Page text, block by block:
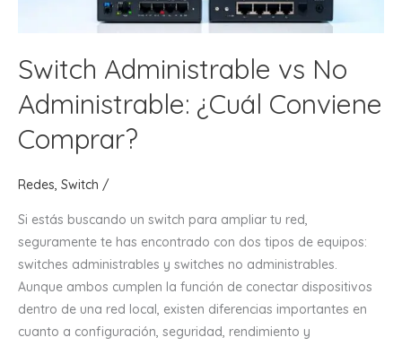
Switch Administrable vs No
Administrable: ¿Cuál Conviene
Comprar?
Redes, Switch /
Si estás buscando un switch para ampliar tu red,
seguramente te has encontrado con dos tipos de equipos:
switches administrables y switches no administrables.
Aunque ambos cumplen la función de conectar dispositivos
dentro de una red local, existen diferencias importantes en
cuanto a configuración, seguridad, rendimiento y